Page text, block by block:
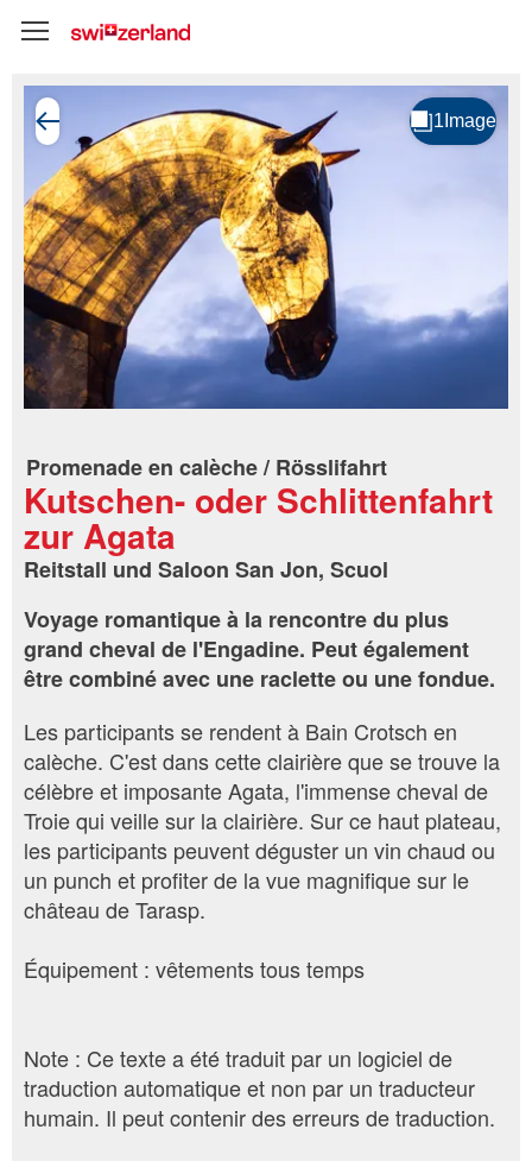
Promenade en calèche / Rösslifahrt
Kutschen- oder Schlittenfahrt
zur Agata
Reitstall und Saloon San Jon, Scuol
Voyage romantique à la rencontre du plus
grand cheval de l'Engadine. Peut également
être combiné avec une raclette ou une fondue.
Les participants se rendent à Bain Crotsch en
calèche. C'est dans cette clairière que se trouve la
célèbre et imposante Agata, l'immense cheval de
Troie qui veille sur la clairière. Sur ce haut plateau,
les participants peuvent déguster un vin chaud ou
un punch et profiter de la vue magnifique sur le
château de Tarasp.
Équipement : vêtements tous temps
Note : Ce texte a été traduit par un logiciel de
traduction automatique et non par un traducteur
humain. Il peut contenir des erreurs de traduction.